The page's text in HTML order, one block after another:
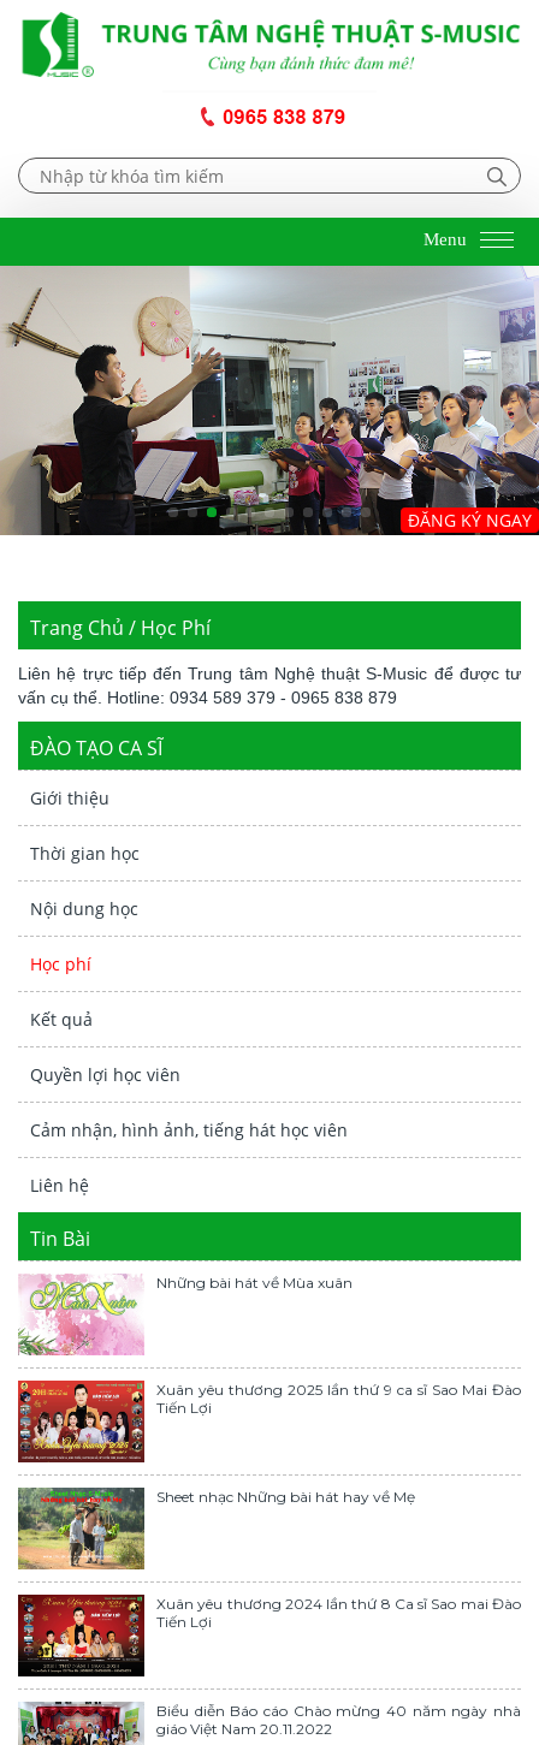
Menu
ĐĂNG KÝ NGAY
ĐÀO TẠO CA SĨ
Giới thiệu
Thời gian học
Nội dung học
Học phí
Kết quả
Quyền lợi học viên
Cảm nhận, hình ảnh, tiếng hát học viên
Liên hệ
Tin Bài
Những bài hát về Mùa xuân
Xuân yêu thương 2025 lần thứ 9 ca sĩ Sao Mai Đào
Tiến Lợi
Sheet nhạc Những bài hát hay về Mẹ
Xuân yêu thương 2024 lần thứ 8 Ca sĩ Sao mai Đào
Tiến Lợi
Biểu diễn Báo cáo Chào mừng 40 năm ngày nhà
giáo Việt Nam 20.11.2022
Trang Chủ / Học Phí
Liên hệ trực tiếp đến Trung tâm Nghệ thuật S-Music để được tư
vấn cụ thể. Hotline: 0934 589 379 - 0965 838 879